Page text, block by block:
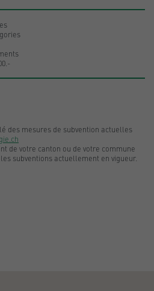
des mesures de subvention actuelles
de votre canton ou de votre commune
subventions actuellement en vigueur.